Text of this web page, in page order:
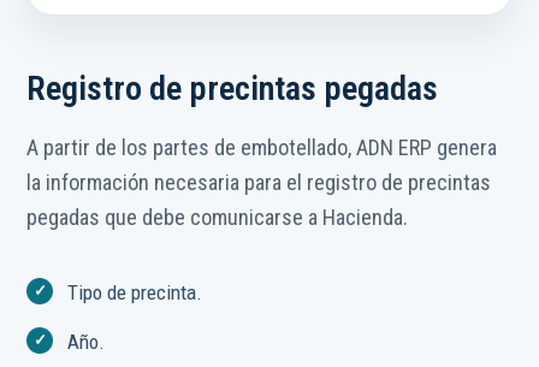
Registro de precintas pegadas
A partir de los partes de embotellado, ADN ERP genera
la información necesaria para el registro de precintas
pegadas que debe comunicarse a Hacienda.
Tipo de precinta.
Año.